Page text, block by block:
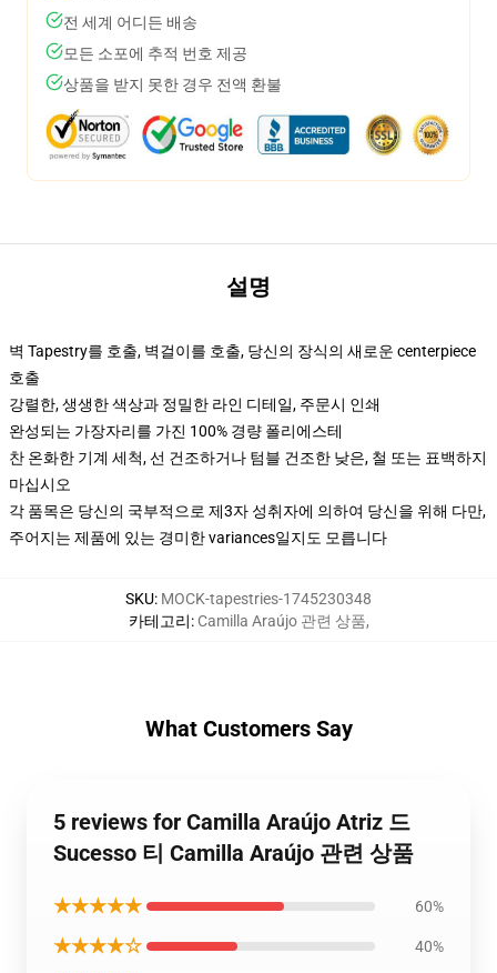
전 세계 어디든 배송
모든 소포에 추적 번호 제공
상품을 받지 못한 경우 전액 환불
설명
벽 Tapestry를 호출, 벽걸이를 호출, 당신의 장식의 새로운 centerpiece
호출
강렬한, 생생한 색상과 정밀한 라인 디테일, 주문시 인쇄
완성되는 가장자리를 가진 100% 경량 폴리에스테
찬 온화한 기계 세척, 선 건조하거나 텀블 건조한 낮은, 철 또는 표백하지
마십시오
각 품목은 당신의 국부적으로 제3자 성취자에 의하여 당신을 위해 다만,
주어지는 제품에 있는 경미한 variances일지도 모릅니다
SKU: MOCK-tapestries-1745230348
카테고리: Camilla Araújo 관련 상품,
What Customers Say
5 reviews for Camilla Araújo Atriz 드
Sucesso 티 Camilla Araújo 관련 상품
★★★★★ 60%
★★★★☆ 40%